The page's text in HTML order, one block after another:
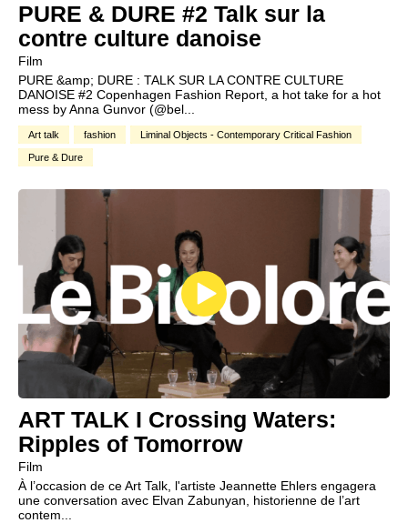
PURE & DURE #2 Talk sur la
contre culture danoise
Film
PURE &amp; DURE : TALK SUR LA CONTRE CULTURE
DANOISE #2 Copenhagen Fashion Report, a hot take for a hot
mess by Anna Gunvor (@bel...
Art talk fashion Liminal Objects - Contemporary Critical Fashion
Pure & Dure
ART TALK I Crossing Waters:
Ripples of Tomorrow
Film
À l’occasion de ce Art Talk, l'artiste Jeannette Ehlers engagera
une conversation avec Elvan Zabunyan, historienne de l’art
contem...